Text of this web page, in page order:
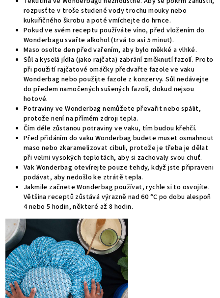
rozpusťte v troše studené vody trochu mouky nebo
kukuřičného škrobu a poté vmíchejte do hrnce.
Pokud ve svém receptu používáte víno, před vložením do
Wonderbagu svařte alkohol (trvá to asi 5 minut).
Maso osolte den před vařením, aby bylo měkké a vlhké.
Sůl a kyselá jídla (jako rajčata) zabrání změknutí fazolí. Proto
při použití rajčatové omáčky předvařte fazole ve vaku
Wonderbag nebo použijte fazole z konzervy. Sůl nedávejte
do předem namočených sušených fazolí, dokud nejsou
hotové.
Potraviny ve Wonderbag nemůžete převařit nebo spálit,
protože není na přímém zdroji tepla.
Čím déle zůstanou potraviny ve vaku, tím budou křehčí.
Před přidáním do vaku Wonderbag budete muset osmahnout
maso nebo zkaramelizovat cibuli, protože je třeba je dělat
při velmi vysokých teplotách, aby si zachovaly svou chuť.
Vak Wonderbag otevírejte pouze tehdy, když jste připraveni
podávat, aby nedošlo ke ztrátě tepla.
Jakmile začnete Wonderbag používat, rychle si to osvojíte.
Většina receptů zůstává výrazně nad 60 °C po dobu alespoň
4 nebo 5 hodin, některé až 8 hodin.